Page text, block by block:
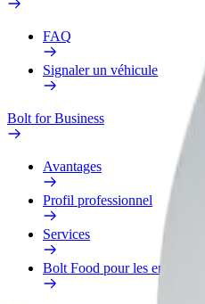
FAQ
Signaler un véhicule
Bolt for Business
Avantages
Profil professionnel
Services
Bolt Food pour les entreprises